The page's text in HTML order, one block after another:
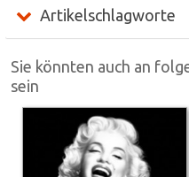
Artikelschlagworte
Sie könnten auch an
sein